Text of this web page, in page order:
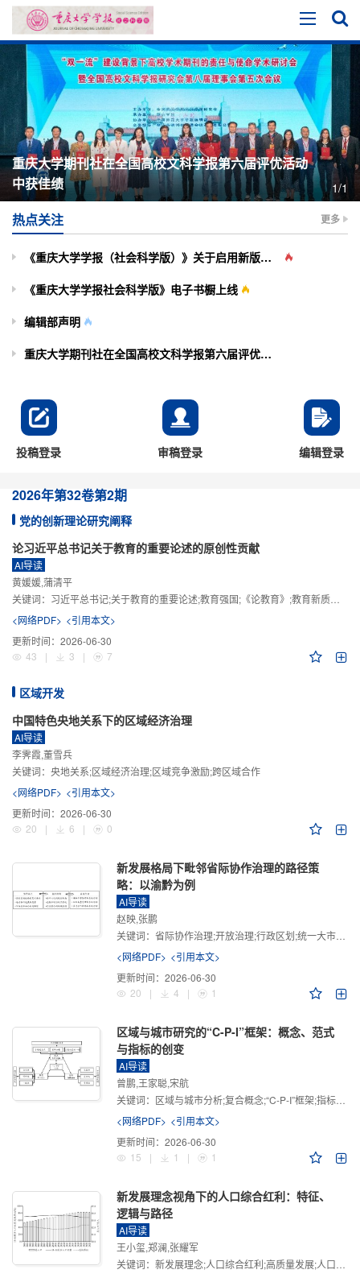
重庆大学期刊社在全国高校文科学报第六届评优活动
中获佳绩
1/1
热点关注 更多
《重庆大学学报（社会科学版）》关于启用新版投审稿系统的通知
《重庆大学学报社会科学版》电子书橱上线
编辑部声明
重庆大学期刊社在全国高校文科学报第六届评优活动中获佳绩
投稿登录 审稿登录 编辑登录
2026年第32卷第2期
党的创新理论研究阐释
论习近平总书记关于教育的重要论述的原创性贡献
AI导读
黄媛媛,蒲清平
关键词： 习近平总书记;关于教育的重要论述;教育强国;《论教育》;教育新质生产力;教育人工智能
<网络PDF> <引用本文>
更新时间： 2026-06-30
43
| 3 | 7
区域开发
中国特色央地关系下的区域经济治理
AI导读
李霁霞,董雪兵
关键词： 央地关系;区域经济治理;区域竞争激励;跨区域合作
<网络PDF> <引用本文>
更新时间： 2026-06-30
20
| 6 | 0
新发展格局下毗邻省际协作治理的路径策
略：以渝黔为例
AI导读
赵映,张鹏
关键词： 省际协作治理;开放治理;行政区划;统一大市场;新发展格局
<网络PDF> <引用本文>
更新时间： 2026-06-30
20
| 4 | 1
区域与城市研究的“C-P-I”框架：概念、范式
与指标的创变
AI导读
曾鹏,王家聪,宋航
关键词： 区域与城市分析;复合概念;“C-P-I”框架;指标体系
<网络PDF> <引用本文>
更新时间： 2026-06-30
15
| 1 | 1
新发展理念视角下的人口综合红利：特征、
逻辑与路径
AI导读
王小玺,郑澜,张耀军
关键词： 新发展理念;人口综合红利;高质量发展;人口政策;中国式现代化